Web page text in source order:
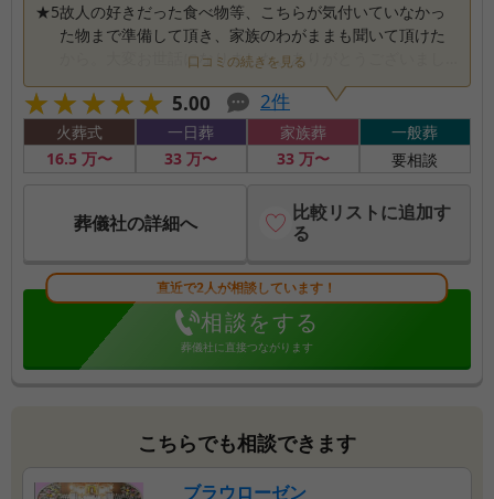
★5故人の好きだった食べ物等、こちらが気付いていなかっ
た物まで準備して頂き、家族のわがままも聞いて頂けた
から。大変お世話になりました。ありがとうございまし
た。
口コミの続きを見る
★★★★★
★★★★★ 5.00 2件
火葬式
16.5万〜
一日葬
33 万〜
家族葬
33万〜
一般葬
要相談
葬儀社の詳細へ
比較リストに追加す
る
直近で2人が相談しています！
相談をする
葬儀社に直接つながります
こちらでも相談できます
ブラウローゼン